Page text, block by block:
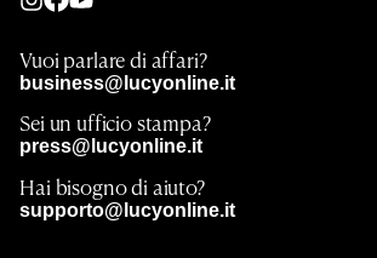
Vuoi parlare di affari?
business@lucyonline.it
Sei un ufficio stampa?
press@lucyonline.it
Hai bisogno di aiuto?
supporto@lucyonline.it